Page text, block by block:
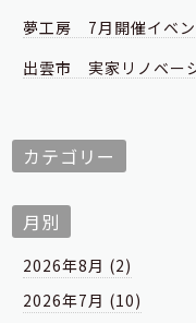
夢工房 7月開催イベン
出雲市 実家リノベ
カテゴリー
月別
2026年8月 (2)
2026年7月 (10)